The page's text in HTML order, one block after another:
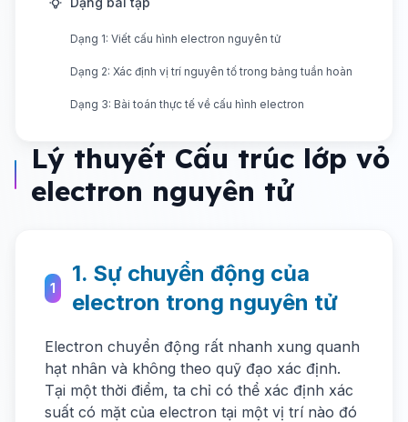
Dạng 1: Viết cấu hình electron nguyên tử
Dạng 2: Xác định vị trí nguyên tố trong bảng tuần hoàn
Dạng 3: Bài toán thực tế về cấu hình electron
Lý thuyết Cấu trúc lớp vỏ
electron nguyên tử
1
1. Sự chuyển động của
electron trong nguyên tử
Electron chuyển động rất nhanh xung quanh
hạt nhân và không theo quỹ đạo xác định.
Tại một thời điểm, ta chỉ có thể xác định xác
suất có mặt của electron tại một vị trí nào đó